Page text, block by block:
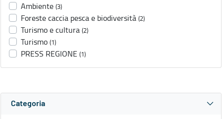
Ambiente (3)
Foreste caccia pesca e biodiversità (2)
Turismo e cultura (2)
Turismo (1)
PRESS REGIONE (1)
Categoria